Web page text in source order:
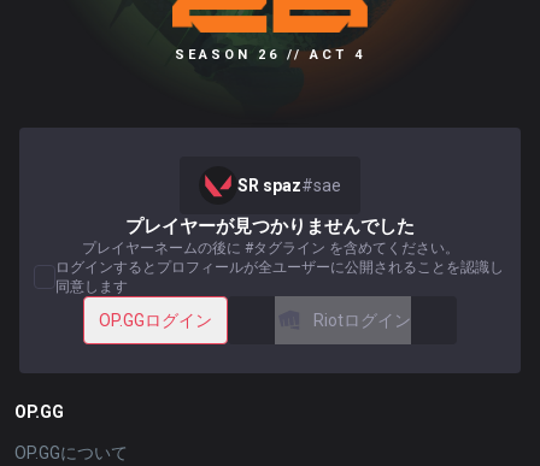
SEASON 26 // ACT 4
SR spaz#sae
プレイヤーが見つかりませんでした
プレイヤーネームの後に #タグライン を含めてください。
ログインするとプロフィールが全ユーザーに公開されることを認識し
同意します
OP.GGログイン Riotログイン
OP.GG
OP.GGについて